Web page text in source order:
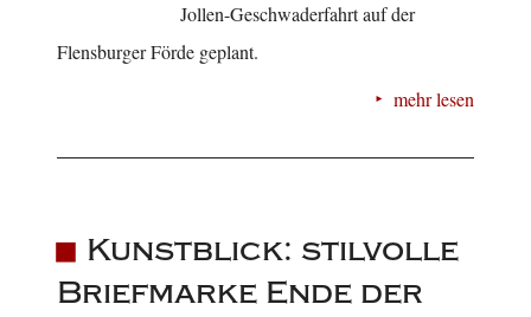
Jollen-Geschwaderfahrt auf der
Flensburger Förde geplant.
mehr lesen
Kunstblick: stilvolle
Briefmarke Ende der